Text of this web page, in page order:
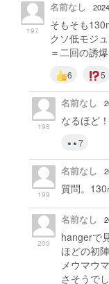
197
名前なし
そもそも
クソ低モジ
＝二回の誘
6 5
198
名前なし
なるほど
7
199
名前なし
質問。
200
名前なし
hangerで
ほどの初
メウマウ
さそうで